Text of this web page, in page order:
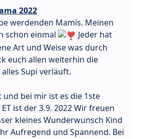
2022
werdenden Mamis. Meinen
schon einmal
Jeder hat
Art und Weise was durch
euch allen weiterhin die
alles Supi verläuft.
und bei mir ist es die 1ste
ist der 3.9. 2022 Wir freuen
kleines Wunderwunsch Kind
Aufregend und Spannend. Bei